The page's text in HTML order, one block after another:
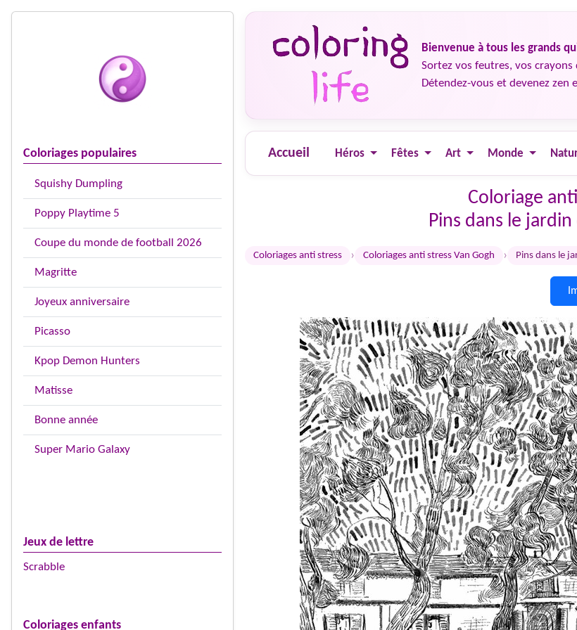
Coloriages populaires
Squishy Dumpling
Poppy Playtime 5
Coupe du monde de football 2026
Magritte
Joyeux anniversaire
Picasso
Kpop Demon Hunters
Matisse
Bonne année
Super Mario Galaxy
Jeux de lettre
Scrabble
Coloriages enfants
Bienvenue à tous les grands
Sortez vos feutres, vos
Détendez-vous et devenez
Accueil Héros Fêtes Art Monde
Coloriage
Pins dans le
Coloriages anti stress › Coloriages anti stress Van Gogh › Pins dans le